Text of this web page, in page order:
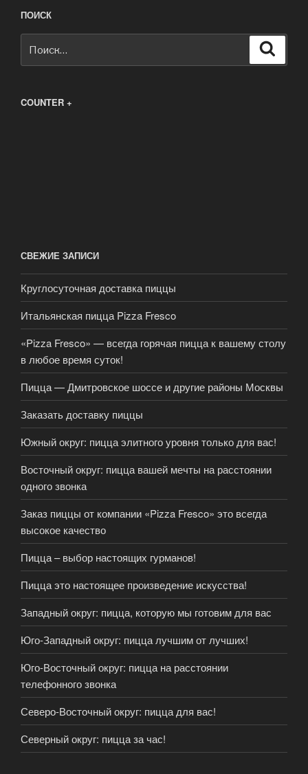
ПОИСК
COUNTER +
СВЕЖИЕ ЗАПИСИ
Круглосуточная доставка пиццы
Итальянская пицца Pizza Fresco
«Pizza Fresco» — всегда горячая пицца к вашему столу
в любое время суток!
Пицца — Дмитровское шоссе и другие районы Москвы
Заказать доставку пиццы
Южный округ: пицца элитного уровня только для вас!
Восточный округ: пицца вашей мечты на расстоянии
одного звонка
Заказ пиццы от компании «Pizza Fresco» это всегда
высокое качество
Пицца – выбор настоящих гурманов!
Пицца это настоящее произведение искусства!
Западный округ: пицца, которую мы готовим для вас
Юго-Западный округ: пицца лучшим от лучших!
Юго-Восточный округ: пицца на расстоянии
телефонного звонка
Северо-Восточный округ: пицца для вас!
Северный округ: пицца за час!